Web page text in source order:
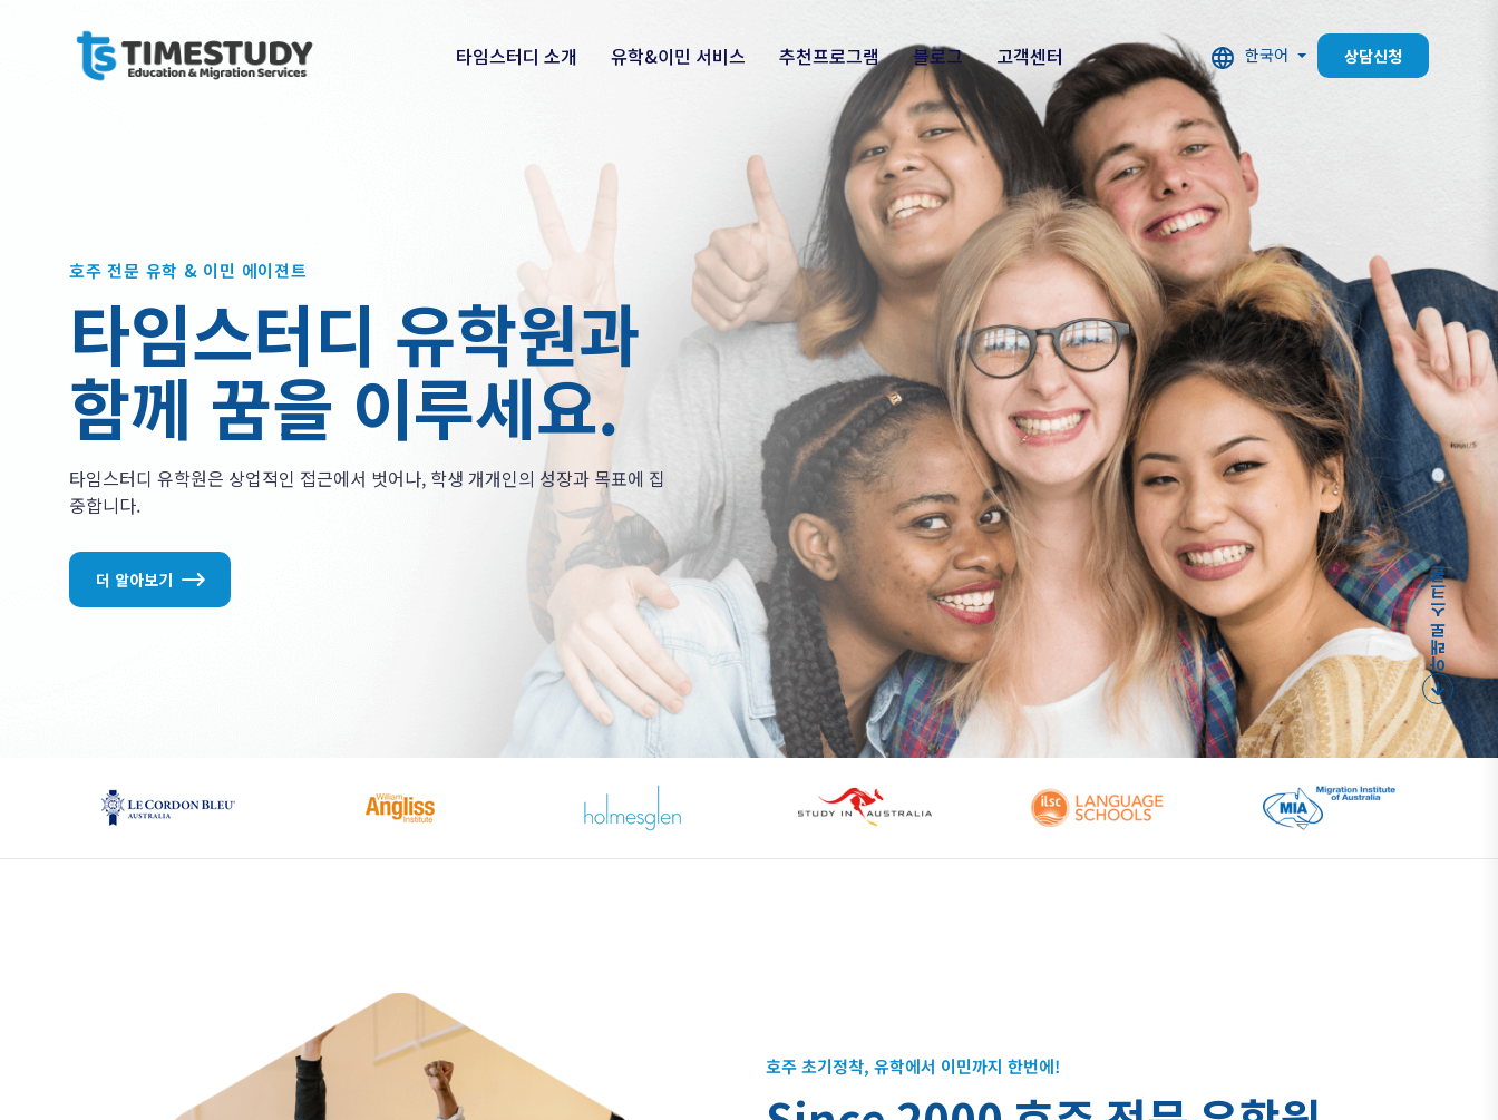
타임스터디 소개 유학&이민 서비스 추천프로그램 블로그 고객센터 한국어 상담신청
호주 전문 유학 & 이민 에이젼트
타임스터디 유학원과
함께 꿈을 이루세요.
타임스터디 유학원은 상업적인 접근에서 벗어나, 학생 개개인의 성장과 목표에 집
중합니다.
더 알아보기 아래로 스크롤
호주 초기정착, 유학에서 이민까지 한번에!